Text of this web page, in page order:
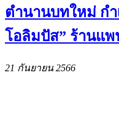
ตำนานบทใหม่ ก
โอลิมปัส” ร้านแ
21 กันยายน 2566